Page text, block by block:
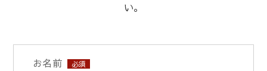
い。
お名前 必須